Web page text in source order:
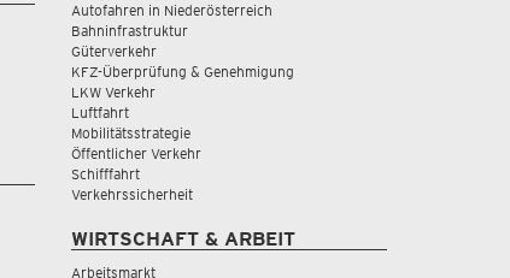
Autofahren in Niederösterreich
Bahninfrastruktur
Güterverkehr
KFZ-Überprüfung & Genehmigung
LKW Verkehr
Luftfahrt
Mobilitätsstrategie
Öffentlicher Verkehr
Schifffahrt
Verkehrssicherheit
WIRTSCHAFT & ARBEIT
Arbeitsmarkt